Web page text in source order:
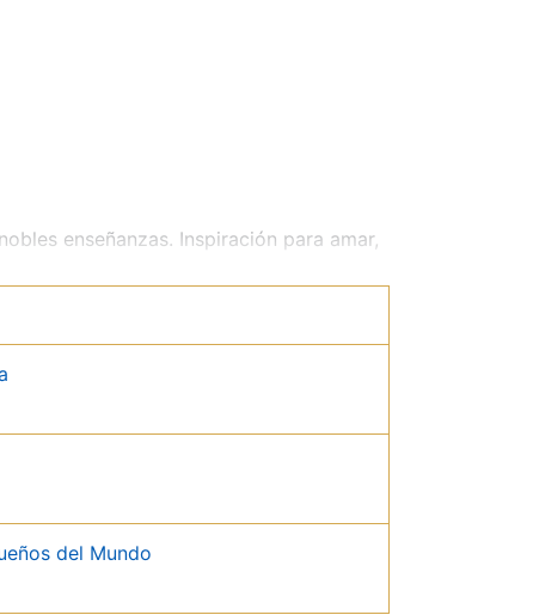
enseñanzas. Inspiración para amar,
del Mundo